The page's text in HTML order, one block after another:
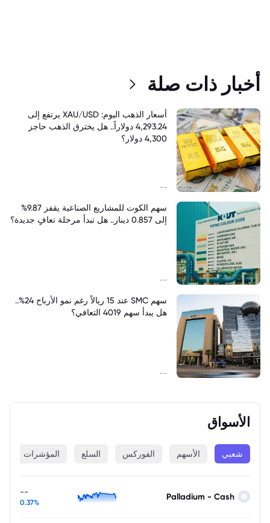
الأسواق
شعبي الأسهم الفوركس السلع المؤشرات
Palladium - Cash
--
0.37%
أخبار ذات صلة
أسعار الذهب اليوم: XAU/USD يرتفع إلى
4,293.24 دولاراً.. هل يخترق الذهب حاجز
4,300 دولار؟
--
سهم الكوت للمشاريع الصناعية يقفز 9.87%
إلى 0.857 دينار.. هل تبدأ مرحلة تعافٍ جديدة؟
--
سهم SMC عند 15 ريالاً رغم نمو الأرباح 24%..
هل يبدأ سهم 4019 التعافي؟
--